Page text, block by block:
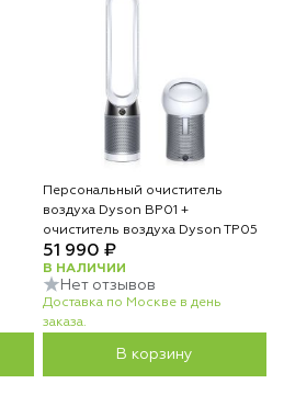
Персональный очиститель
воздуха Dyson BP01 +
очиститель воздуха Dyson TP05
51 990 ₽
В НАЛИЧИИ
Нет отзывов
Доставка по Москве в день
заказа.
В корзину